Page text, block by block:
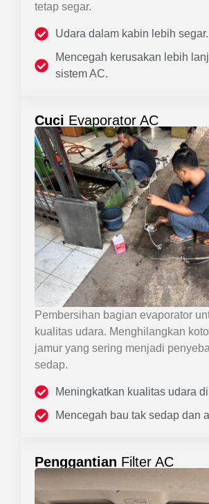
tetap segar.
Udara dalam kabin lebih segar.
Mencegah kerusakan lebih
sistem AC.
Cuci Evaporator AC
Pembersihan bagian evaporator
kualitas udara. Menghilangkan
jamur yang sering menjadi
sedap.
Meningkatkan kualitas udara
Mencegah bau tak sedap dan
Penggantian Filter AC